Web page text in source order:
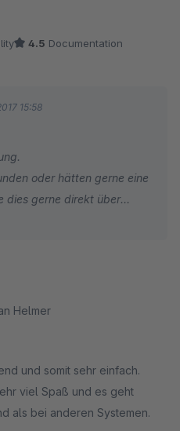
in der Version 2.1.6 nicht!
4.5 Documentation
15:58
oder hätten gerne eine
dies gerne direkt über
an uns
voten.
Helmer
und somit sehr einfach.
viel Spaß und es geht
als bei anderen Systemen.